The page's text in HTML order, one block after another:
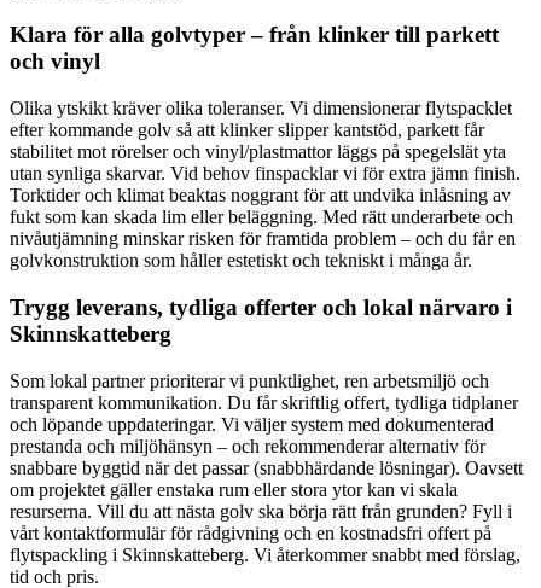
Klara för alla golvtyper – från klinker till parkett
och vinyl
Olika ytskikt kräver olika toleranser. Vi dimensionerar flytspacklet
efter kommande golv så att klinker slipper kantstöd, parkett får
stabilitet mot rörelser och vinyl/plastmattor läggs på spegelslät yta
utan synliga skarvar. Vid behov finspacklar vi för extra jämn finish.
Torktider och klimat beaktas noggrant för att undvika inlåsning av
fukt som kan skada lim eller beläggning. Med rätt underarbete och
nivåutjämning minskar risken för framtida problem – och du får en
golvkonstruktion som håller estetiskt och tekniskt i många år.
Trygg leverans, tydliga offerter och lokal närvaro i
Skinnskatteberg
Som lokal partner prioriterar vi punktlighet, ren arbetsmiljö och
transparent kommunikation. Du får skriftlig offert, tydliga tidplaner
och löpande uppdateringar. Vi väljer system med dokumenterad
prestanda och miljöhänsyn – och rekommenderar alternativ för
snabbare byggtid när det passar (snabbhärdande lösningar). Oavsett
om projektet gäller enstaka rum eller stora ytor kan vi skala
resurserna. Vill du att nästa golv ska börja rätt från grunden? Fyll i
vårt kontaktformulär för rådgivning och en kostnadsfri offert på
flytspackling i Skinnskatteberg. Vi återkommer snabbt med förslag,
tid och pris.